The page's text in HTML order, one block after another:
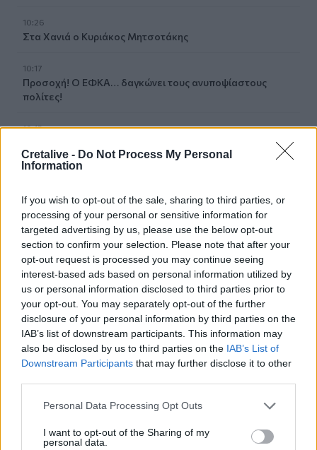
Cretalive - Do Not Process My Personal
Information
If you wish to opt-out of the sale, sharing to third parties, or
processing of your personal or sensitive information for
targeted advertising by us, please use the below opt-out
section to confirm your selection. Please note that after your
opt-out request is processed you may continue seeing
interest-based ads based on personal information utilized by
us or personal information disclosed to third parties prior to
your opt-out. You may separately opt-out of the further
disclosure of your personal information by third parties on the
IAB’s list of downstream participants. This information may
also be disclosed by us to third parties on the IAB’s List of
Downstream Participants that may further disclose it to other
Personal Data Processing Opt Outs
I want to opt-out of the Sharing of my
personal data.
10:26
Στα Χανιά ο Κυριάκος Μητσοτάκης
10:17
Προσοχή! Ο ΕΦΚΑ… δαγκώνει τους ανυποψίαστους
πολίτες!
10:15
του νέου αεροδρομίου - "Στόχος τον Νοέμβριο του 2028
να λειτουργεί"
10:09
Η μεγάλη αλλαγή στις συσκευασίες: Τι αλλάζει στην ΕΕ
από τις 12 Αυγούστου
10:07
Τι θα δούμε στα Κηποθέατρα Ηρακλείου το
Σαββατοκύριακο
10:00
«Το Δικαίωμα» γίνεται λογοτεχνία: Ο Δήμος Αγίου
Νικολάου προκηρύσσει τον 33ο Πανελλήνιο Λογοτεχνικό
Διαγωνισμό
Κέιτι Πέρι και Τζάστιν Τριντό αχώριστοι στις διακοπές